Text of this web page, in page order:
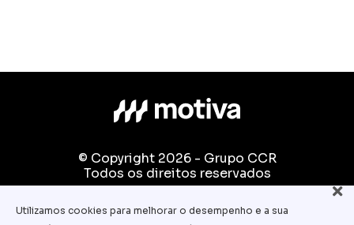
© Copyright 2026 - Grupo CCR
Todos os direitos reservados
Fale conosco:
Utilizamos cookies para melhorar o desempenho e a sua